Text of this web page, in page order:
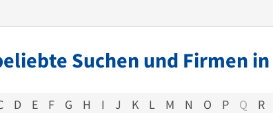
Suchen und Firmen
D E F G H I J K L M N O P Q R